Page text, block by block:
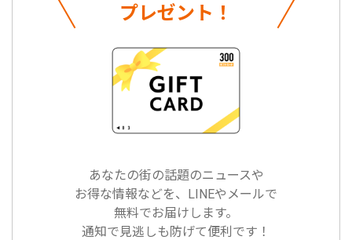
プレゼント！
あなたの街の話題のニュースや
お得な情報などを、LINEやメールで
無料でお届けします。
通知で見逃しも防げて便利です！